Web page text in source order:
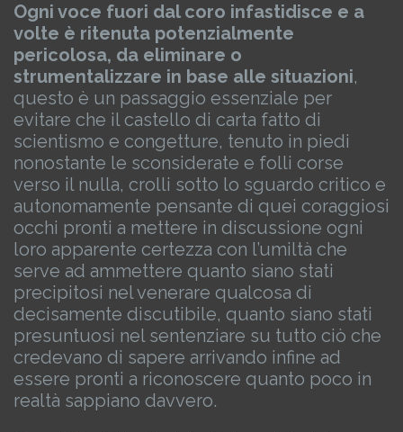
Ogni voce fuori dal coro infastidisce e a
volte è ritenuta potenzialmente
pericolosa, da eliminare o
strumentalizzare in base alle situazioni,
questo è un passaggio essenziale per
evitare che il castello di carta fatto di
scientismo e congetture, tenuto in piedi
nonostante le sconsiderate e folli corse
verso il nulla, crolli sotto lo sguardo critico e
autonomamente pensante di quei coraggiosi
occhi pronti a mettere in discussione ogni
loro apparente certezza con l’umiltà che
serve ad ammettere quanto siano stati
precipitosi nel venerare qualcosa di
decisamente discutibile, quanto siano stati
presuntuosi nel sentenziare su tutto ciò che
credevano di sapere arrivando infine ad
essere pronti a riconoscere quanto poco in
realtà sappiano davvero.